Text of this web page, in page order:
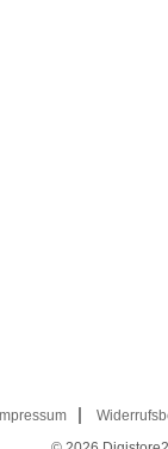
Impressum